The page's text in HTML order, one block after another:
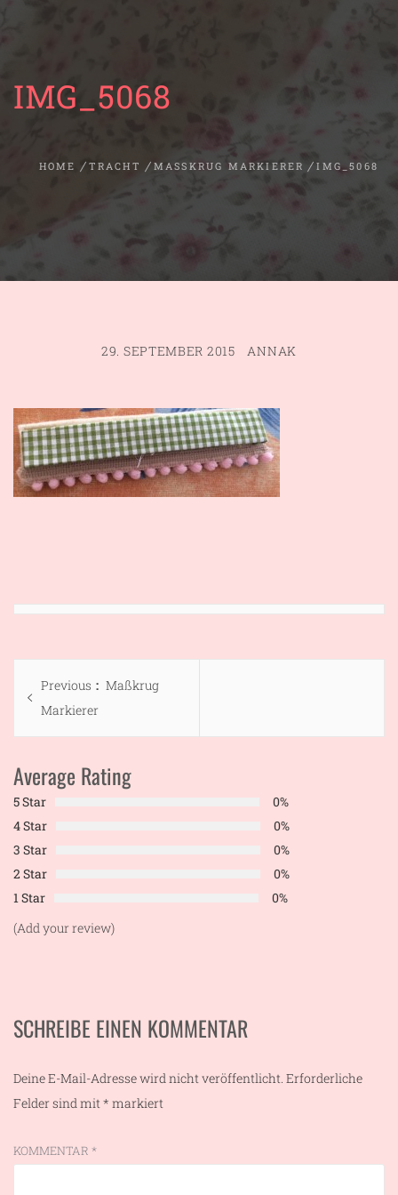
IMG_5068
HOME TRACHT MASSKRUG MARKIERER IMG_5068
29. SEPTEMBER 2015 ANNAK
Beitragsnavigation
Previous
Previous
Maßkrug
Markierer
Average Rating
5 Star
0%
4 Star
0%
3 Star
0%
2 Star
0%
1 Star
0%
(Add your review)
SCHREIBE EINEN KOMMENTAR
Deine E-Mail-Adresse wird nicht veröffentlicht. Erforderliche
Felder sind mit* markiert
KOMMENTAR *